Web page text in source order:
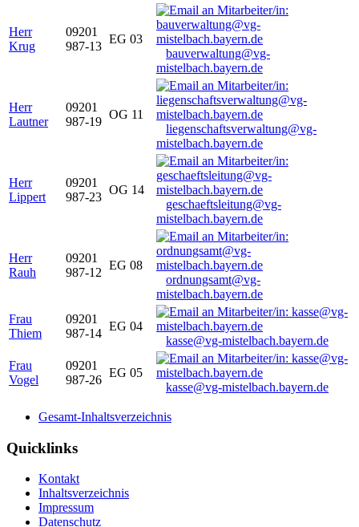
Herr
Krug
09201
987-13
EG 03
bauverwaltung@vg-
mistelbach.bayern.de
Herr
Lautner
09201
987-19
OG 11
liegenschaftsverwaltung@vg-
mistelbach.bayern.de
Herr
Lippert
09201
987-23
OG 14
geschaeftsleitung@vg-
mistelbach.bayern.de
Herr
Rauh
09201
987-12
EG 08
ordnungsamt@vg-
mistelbach.bayern.de
Frau
Thiem
09201
987-14
EG 04
kasse@vg-mistelbach.bayern.de
Frau
Vogel
09201
987-26
EG 05
kasse@vg-mistelbach.bayern.de
Gesamt-Inhaltsverzeichnis
Quicklinks
Kontakt
Inhaltsverzeichnis
Impressum
Datenschutz